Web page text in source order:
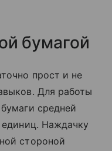
бумагой
прост и не
Для работы
средней
Наждачку
стороной